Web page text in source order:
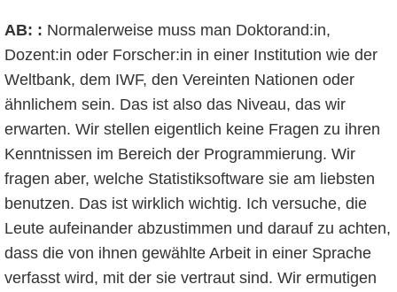
AB: : Normalerweise muss man Doktorand:in,
Dozent:in oder Forscher:in in einer Institution wie der
Weltbank, dem IWF, den Vereinten Nationen oder
ähnlichem sein. Das ist also das Niveau, das wir
erwarten. Wir stellen eigentlich keine Fragen zu ihren
Kenntnissen im Bereich der Programmierung. Wir
fragen aber, welche Statistiksoftware sie am liebsten
benutzen. Das ist wirklich wichtig. Ich versuche, die
Leute aufeinander abzustimmen und darauf zu achten,
dass die von ihnen gewählte Arbeit in einer Sprache
verfasst wird, mit der sie vertraut sind. Wir ermutigen